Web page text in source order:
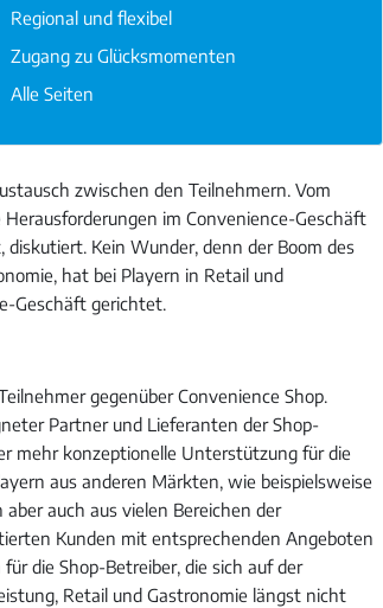
Regional und flexibel
Zugang zu Glücksmomenten
Alle Seiten
zwischen den Teilnehmern. Vom
im Convenience-Geschäft
Kein Wunder, denn der Boom des
hat bei Playern in Retail und
Geschäft gerichtet.
gegenüber Convenience Shop.
Partner und Lieferanten der Shop-
mehr konzeptionelle Unterstützung für die
aus anderen Märkten, wie beispielsweise
auch aus vielen Bereichen der
Kunden mit entsprechenden Angeboten
die Shop-Betreiber, die sich auf der
Retail und Gastronomie längst nicht